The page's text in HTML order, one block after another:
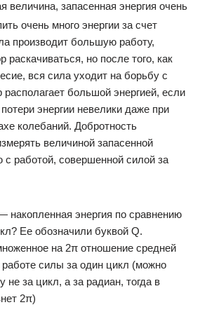
запасенная энергия очень
очень много энергии за счет
производит большую работу,
раскачиваться, но после того, как
вся сила уходит на борьбу с
большой энергией, если
энергии невелики даже при
колебаний. Добротность
величиной запасенной
с работой, совершенной силой за
накопленная энергия по сравнению
Ее обозначили буквой Q.
на 2π отношение средней
работе силы за один цикл (можно
не за цикл, а за радиан, тогда в
2π)